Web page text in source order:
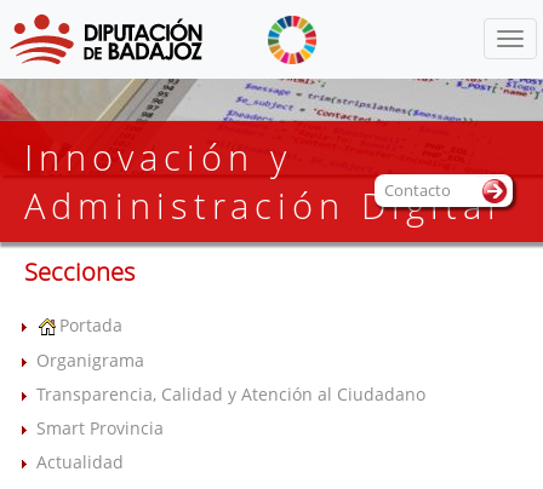
Innovación y
Administración Digital
Secciones
Portada
Organigrama
Transparencia, Calidad y Atención al Ciudadano
Smart Provincia
Actualidad
Contacto